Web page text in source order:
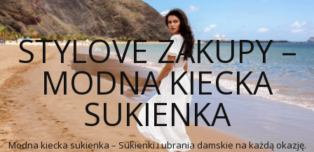
STYLOVE ZAKUPY –
MODNA KIECKA
SUKIENKA
Modna kiecka sukienka – Sukienki i ubrania damskie na każdą okazję.